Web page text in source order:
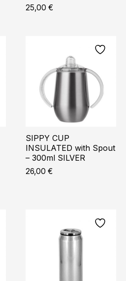
25,00 €
SIPPY CUP
INSULATED with Spout
– 300ml SILVER
26,00 €